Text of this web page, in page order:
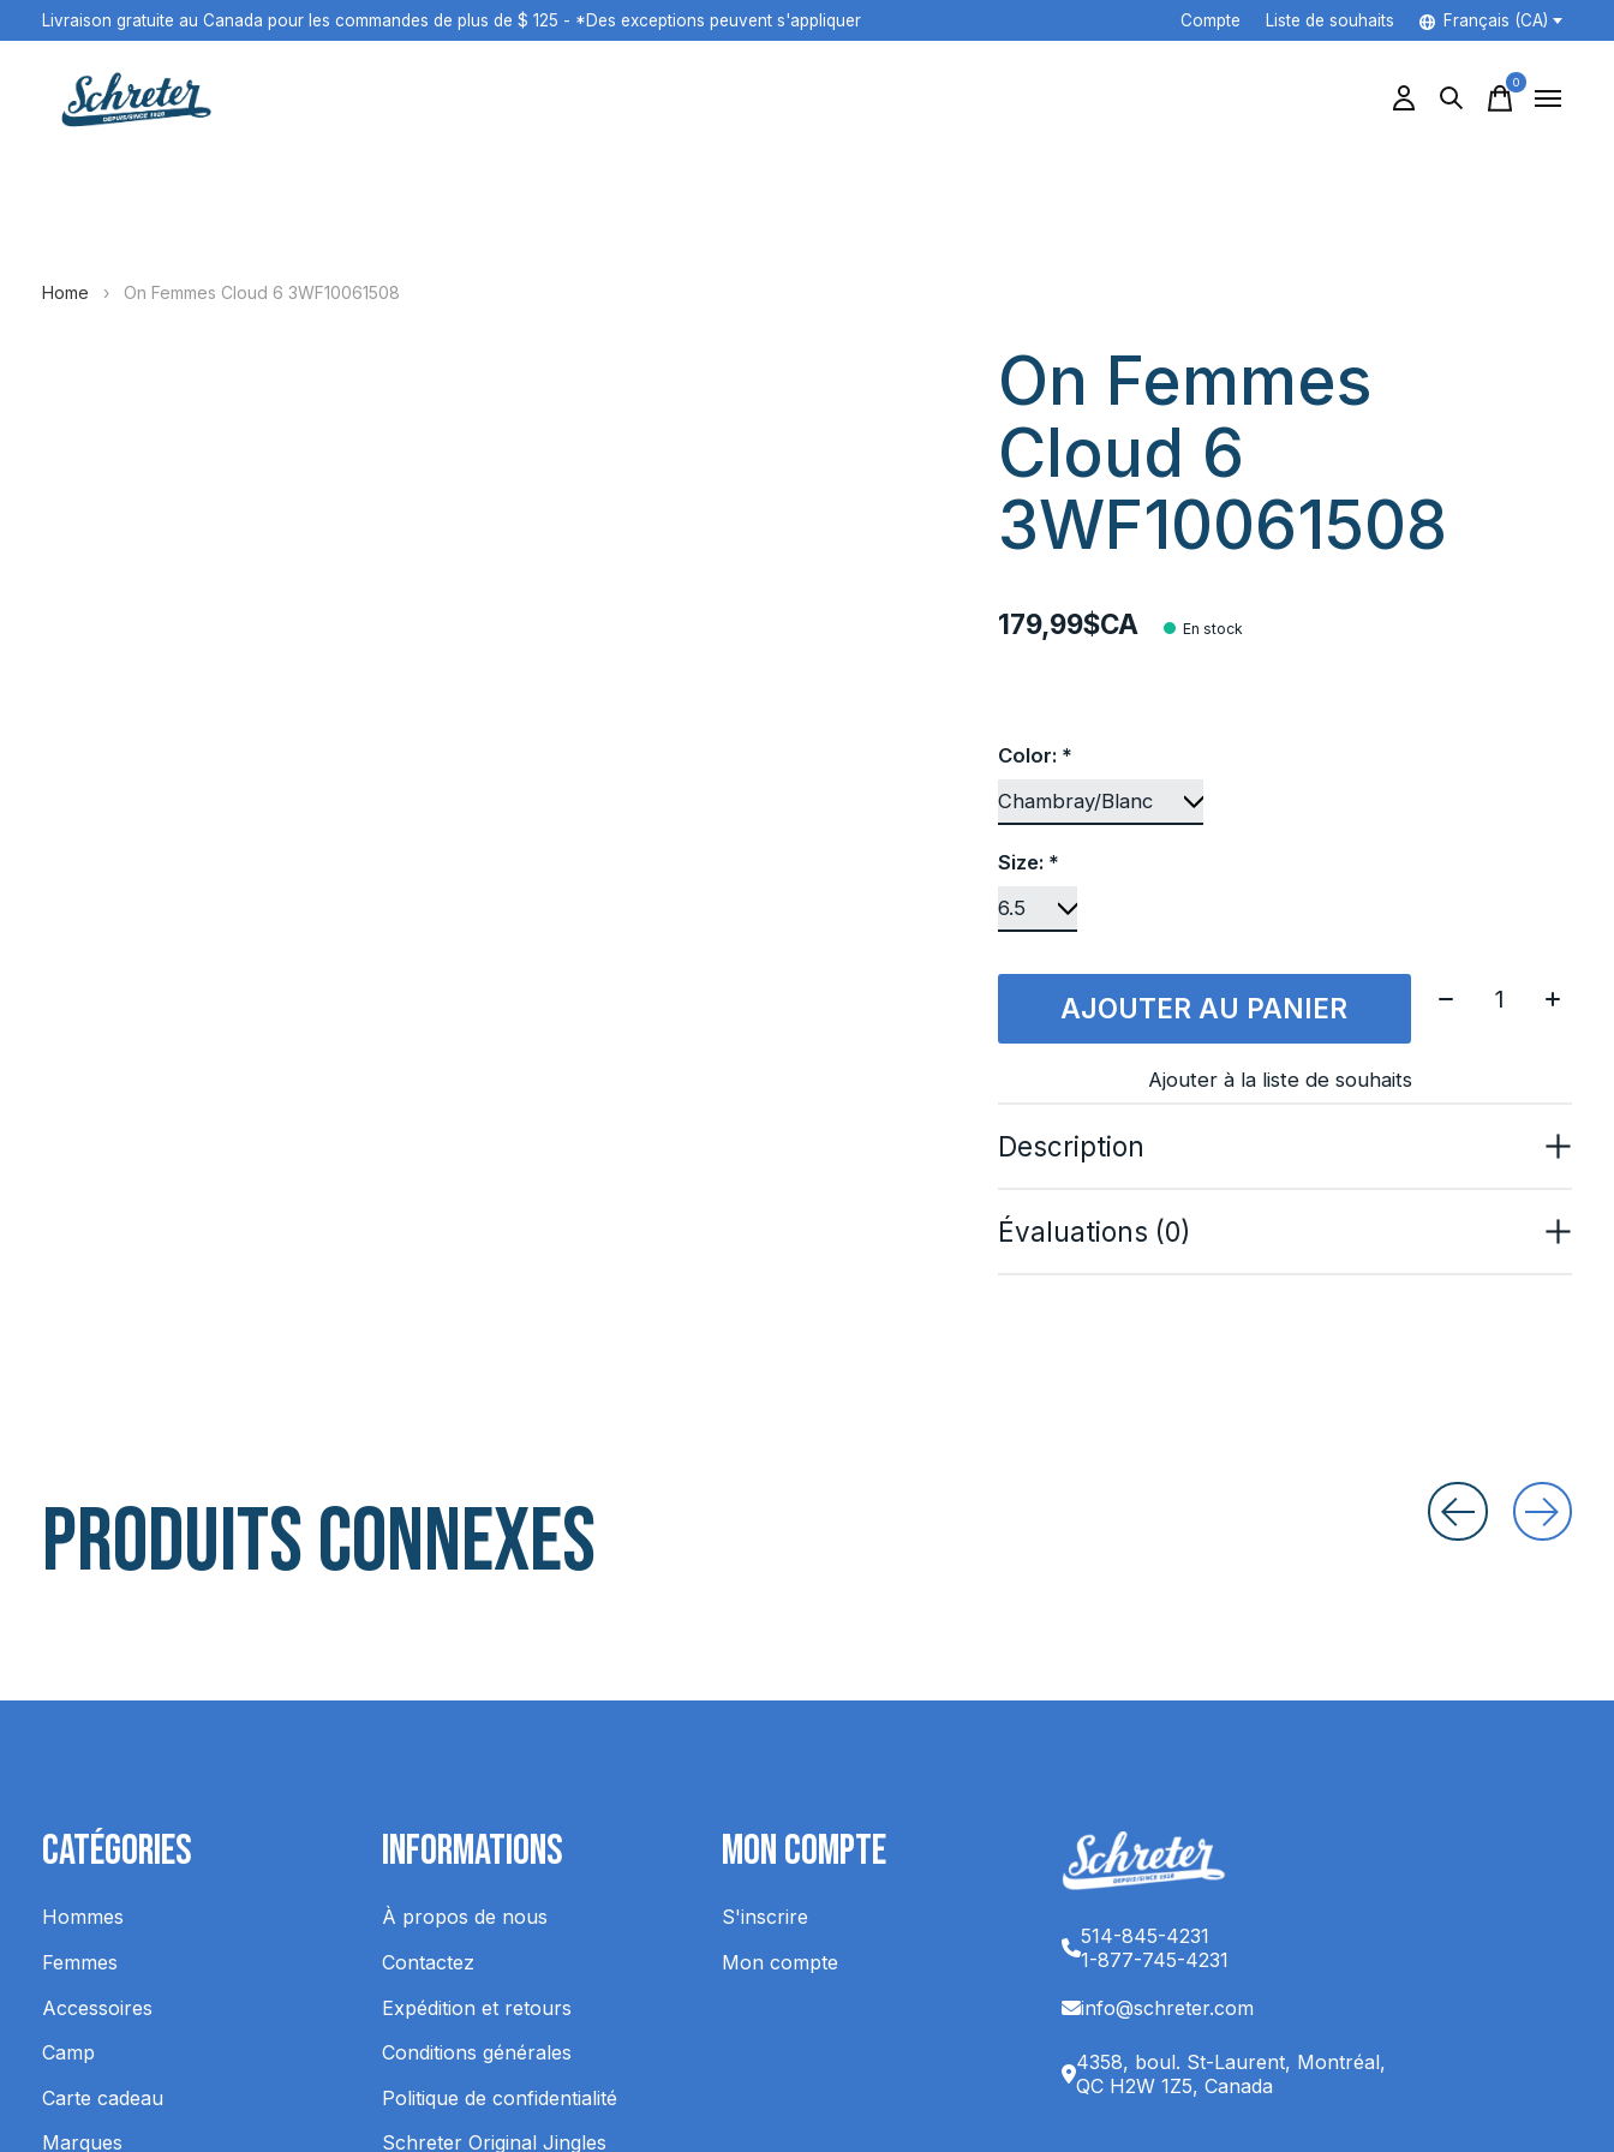
Livraison gratuite au Canada pour les commandes de plus de $ 125 - *Des exceptions peuvent s'appliquer Compte Liste de souhaits Français (CA)
0items
Home › On Femmes Cloud 6 3WF10061508
On Femmes
Cloud 6
3WF10061508
179,99$CA En stock
Color: *
Size: *
AJOUTER AU PANIER
Quantité:
Ajouter à la liste de souhaits
Description
Évaluations (0)
Produits connexes
Catégories
Hommes
Femmes
Accessoires
Camp
Carte cadeau
Marques
Informations
À propos de nous
Contactez
Expédition et retours
Conditions générales
Politique de confidentialité
Schreter Original Jingles
Mon Compte
S'inscrire
Mon compte
514-845-4231
1-877-745-4231
info@schreter.com
4358, boul. St-Laurent, Montréal,
QC H2W 1Z5, Canada